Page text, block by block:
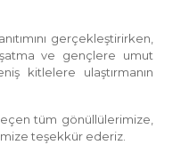
gerçekleştirirken,
ve gençlere umut
kitlelere ulaştırmanın
tüm gönüllülerimize,
teşekkür ederiz.